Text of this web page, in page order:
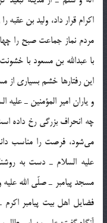
اكرام قرار داد، وليد بن
مردم نماز جماعت صبح را
اين رفتارها خشم بسياري از
و ياران امير المؤمنين ـ
چه انحراف بزرگي رخ داده
مي‌شود، فرصت را مناسب
عليه السلام ـ دست به
مسجد پيامبر ـ صلّي الله
فضايل اهل بيت پيامبر